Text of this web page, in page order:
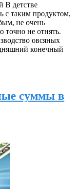
В детстве
с таким продуктом,
не очень
точно не отнять.
овсяных
конечный
суммы в